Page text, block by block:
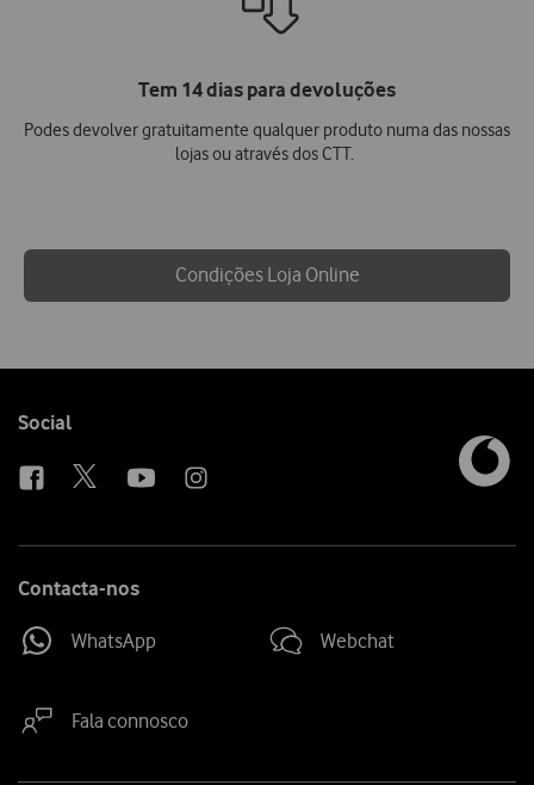
Tem 14 dias para devoluções
Podes devolver gratuitamente qualquer produto numa das nossas
lojas ou através dos CTT.
Condições Loja Online
Follow
Social
Contacta-nos
WhatsApp Webchat
Fala connosco